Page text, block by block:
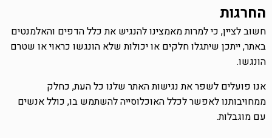
החרגות
חשוב לציין, כי למרות מאמצינו להנגיש את כלל הדפים והאלמנטים
באתר, ייתכן שיתגלו חלקים או יכולות שלא הונגשו כראוי או שטרם
הונגשו.
אנו פועלים לשפר את נגישות האתר שלנו כל העת, כחלק
ממחויבותנו לאפשר לכלל האוכלוסייה להשתמש בו, כולל אנשים
עם מוגבלות.